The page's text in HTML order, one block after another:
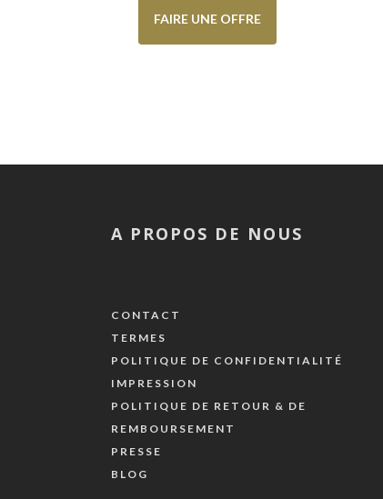
FAIRE UNE OFFRE
A PROPOS DE NOUS
CONTACT
TERMES
POLITIQUE DE CONFIDENTIALITÉ
IMPRESSION
POLITIQUE DE RETOUR & DE
REMBOURSEMENT
PRESSE
BLOG